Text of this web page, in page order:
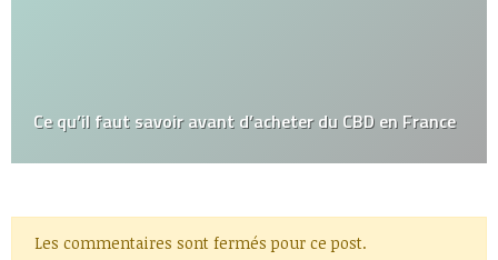
Ce qu’il faut savoir avant d’acheter du CBD en France
Les commentaires sont fermés pour ce post.